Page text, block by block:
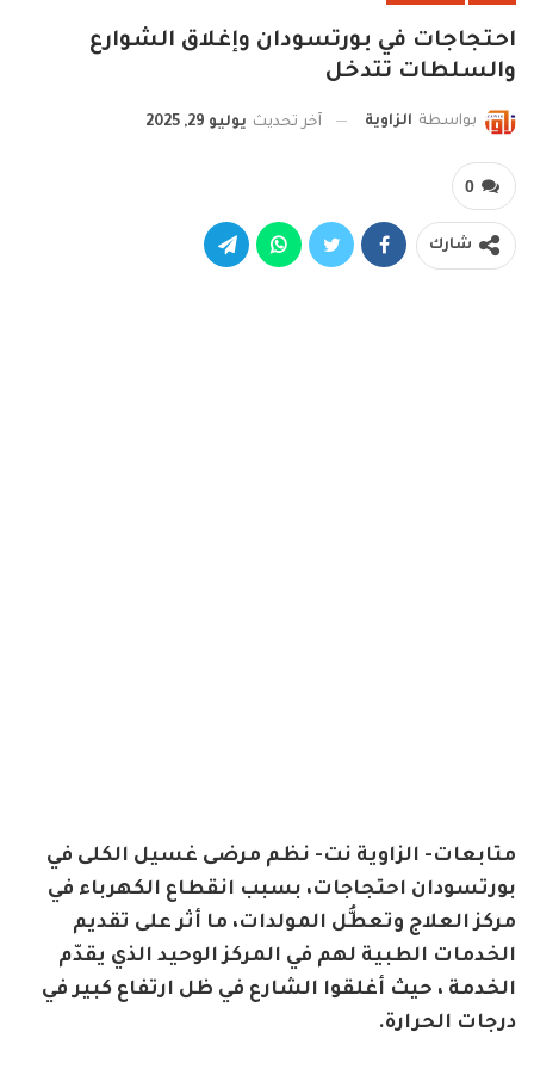
احتجاجات في بورتسودان وإغلاق الشوارع
والسلطات تتدخل
بواسطة الزاوية آخر تحديث يوليو 29, 2025
0
شارك
متابعات- الزاوية نت- نظم مرضى غسيل الكلى في
بورتسودان احتجاجات، بسبب انقطاع الكهرباء في
مركز العلاج وتعطُّل المولدات، ما أثر على تقديم
الخدمات الطبية لهم في المركز الوحيد الذي يقدّم
الخدمة ، حيث أغلقوا الشارع في ظل ارتفاع كبير في
درجات الحرارة.